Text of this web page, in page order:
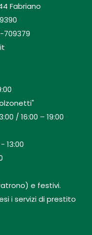
Fabriano
709379
/ 16:00 – 19:00
13:00
e festivi.
i servizi di prestito